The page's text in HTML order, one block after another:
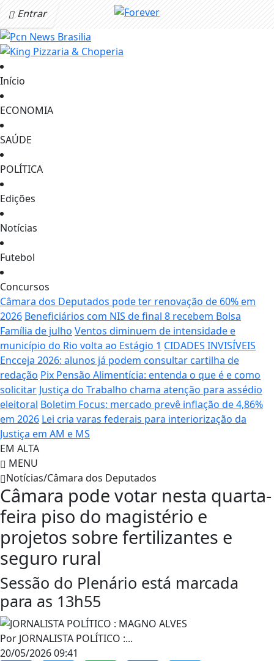
Entrar
Início
ECONOMIA
SAÚDE
POLÍTICA
Edições
Notícias
Futebol
Concursos
Câmara dos Deputados pode ter renovação de 60% em
2026 Beneficiários com NIS de final 8 recebem Bolsa
Família de julho Ventos diminuem de intensidade e
município do Rio volta ao Estágio 1 CIDADES INVISÍVEIS
Encceja 2026: alunos já podem consultar cartilha de
redação Pix Pensão Alimentícia: entenda o que é e como
solicitar Justiça do Trabalho chama atenção para assédio
eleitoral Boletim Focus: mercado prevê inflação de 4,86%
em 2026 Lei cria varas federais para interiorização da
Justiça em AM e MS
EM ALTA
MENU
Notícias/Câmara dos Deputados
Câmara pode votar nesta quarta-
feira piso do magistério e
projetos sobre fertilizantes e
seguro rural
Sessão do Plenário está marcada
para as 13h55
Por JORNALISTA POLÍTICO :...
20/05/2026 09:41